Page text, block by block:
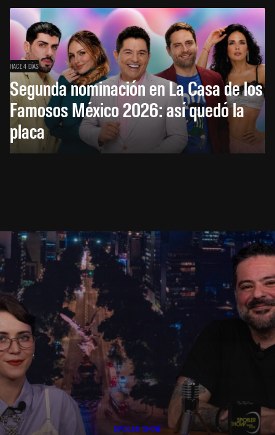
HACE 4 DÍAS
Segunda nominación en La Casa de los
Famosos México 2026: así quedó la
placa
SPOILER SHOW